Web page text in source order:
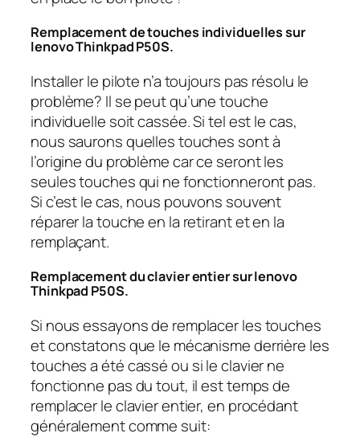
Remplacement de touches individuelles sur
lenovo Thinkpad P50S.
Installer le pilote n’a toujours pas résolu le
problème? Il se peut qu’une touche
individuelle soit cassée. Si tel est le cas,
nous saurons quelles touches sont à
l’origine du problème car ce seront les
seules touches qui ne fonctionneront pas.
Si c’est le cas, nous pouvons souvent
réparer la touche en la retirant et en la
remplaçant.
Remplacement du clavier entier sur lenovo
Thinkpad P50S.
Si nous essayons de remplacer les touches
et constatons que le mécanisme derrière les
touches a été cassé ou si le clavier ne
fonctionne pas du tout, il est temps de
remplacer le clavier entier, en procédant
généralement comme suit: